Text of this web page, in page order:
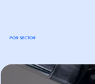
POR SECTOR